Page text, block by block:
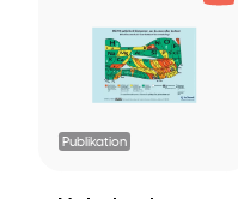
Publikation